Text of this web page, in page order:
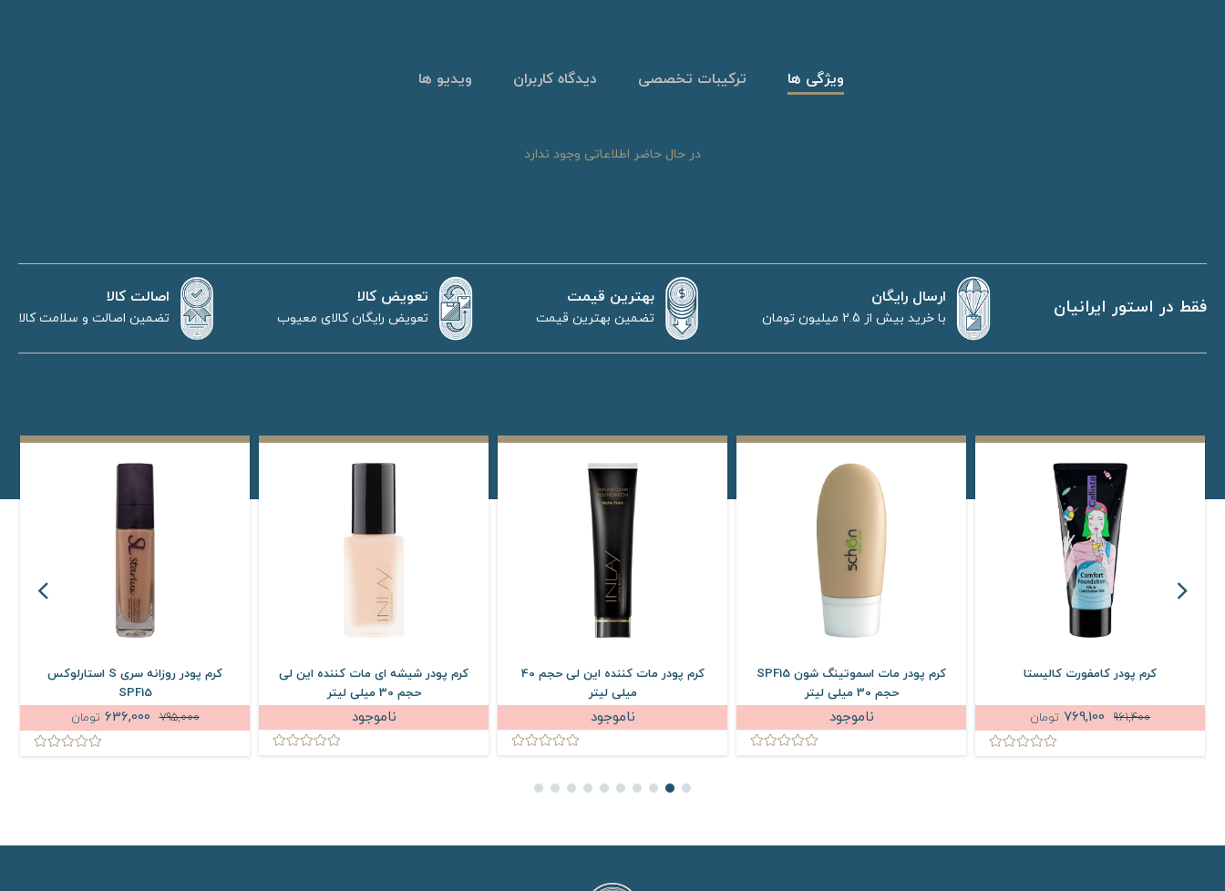
ویژگی ها ترکیبات تخصصی دیدگاه کاربران ویدیو ها
در حال حاضر اطلاعاتی وجود ندارد
فقط در استور ایرانیان ارسال رایگان
با خرید بیش از 2.5 میلیون تومان
بهترین قیمت
تضمین بهترین قیمت
تعویض کالا
تعویض رایگان کالای معیوب
اصالت کالا
تضمین اصالت و سلامت کالا
کرم پودر کامفورت کالیستا
961,400 تومان
کرم پودر مات اسموتینگ شون SPF15
حجم 30 میلی لیتر
ناموجود
کرم پودر مات کننده این لی حجم 40
میلی لیتر
ناموجود
کرم پودر شیشه ای مات کننده این لی
حجم 30 میلی لیتر
ناموجود
کرم پودر روزانه سری S استارلوکس
SPF15
795,000
تومان